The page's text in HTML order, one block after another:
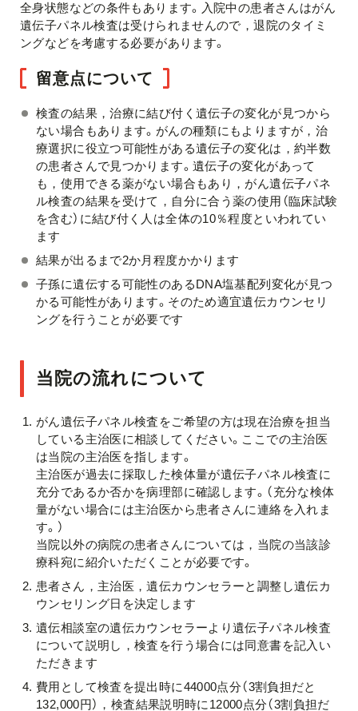
全身状態などの条件もあります。入院中の患者さんはがん
遺伝子パネル検査は受けられませんので，退院のタイミ
ングなどを考慮する必要があります。
留意点について
検査の結果，治療に結び付く遺伝子の変化が見つから
ない場合もあります。がんの種類にもよりますが，治
療選択に役立つ可能性がある遺伝子の変化は，約半数
の患者さんで見つかります。遺伝子の変化があって
も，使用できる薬がない場合もあり，がん遺伝子パネ
ル検査の結果を受けて，自分に合う薬の使用（臨床試験
を含む）に結び付く人は全体の10％程度といわれてい
ます
結果が出るまで2か月程度かかります
子孫に遺伝する可能性のあるDNA塩基配列変化が見つ
かる可能性があります。そのため適宜遺伝カウンセリ
ングを行うことが必要です
当院の流れについて
がん遺伝子パネル検査をご希望の方は現在治療を担当
している主治医に相談してください。ここでの主治医
は当院の主治医を指します。
主治医が過去に採取した検体量が遺伝子パネル検査に
充分であるか否かを病理部に確認します。（充分な検体
量がない場合には主治医から患者さんに連絡を入れま
す。）
当院以外の病院の患者さんについては，当院の当該診
療科宛に紹介いただくことが必要です。
患者さん，主治医，遺伝カウンセラーと調整し遺伝カ
ウンセリング日を決定します
遺伝相談室の遺伝カウンセラーより遺伝子パネル検査
について説明し，検査を行う場合には同意書を記入い
ただきます
費用として検査を提出時に44000点分（3割負担だと
132,000円），検査結果説明時に12000点分（3割負担だ